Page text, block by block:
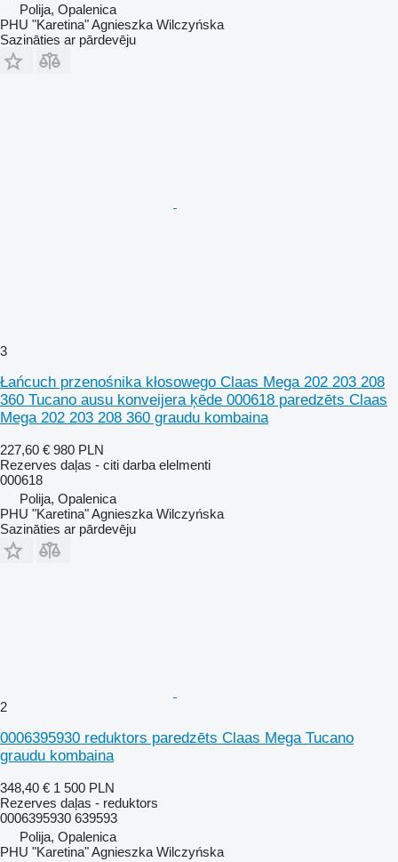
Polija, Opalenica
PHU "Karetina" Agnieszka Wilczyńska
Sazināties ar pārdevēju
3
Łańcuch przenośnika kłosowego Claas Mega 202 203 208
360 Tucano ausu konveijera ķēde 000618 paredzēts Claas
Mega 202 203 208 360 graudu kombaina
227,60 € 980 PLN
Rezerves daļas - citi darba elelmenti
000618
Polija, Opalenica
PHU "Karetina" Agnieszka Wilczyńska
Sazināties ar pārdevēju
2
0006395930 reduktors paredzēts Claas Mega Tucano
graudu kombaina
348,40 € 1 500 PLN
Rezerves daļas - reduktors
0006395930 639593
Polija, Opalenica
PHU "Karetina" Agnieszka Wilczyńska